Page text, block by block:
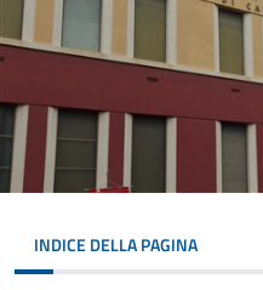
INDICE DELLA PAGINA